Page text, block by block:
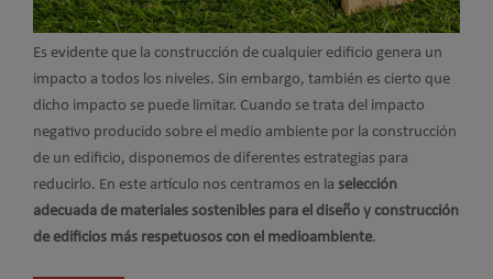
Es evidente que la construcción de cualquier edificio genera un
impacto a todos los niveles. Sin embargo, también es cierto que
dicho impacto se puede limitar. Cuando se trata del impacto
negativo producido sobre el medio ambiente por la construcción
de un edificio, disponemos de diferentes estrategias para
reducirlo. En este artículo nos centramos en la selección
adecuada de materiales sostenibles para el diseño y construcción
de edificios más respetuosos con el medioambiente.